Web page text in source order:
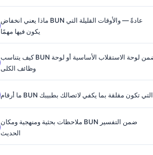
ماذا يعني انخفاض BUN عادةً — والأوقات القليلة التي
يكون فيها مهمًا
كيف يتناسب BUN ضمن لوحة الاستقلاب الأساسية أو لوحة
وظائف الكلى
ما أرقام BUN التي تكون مقلقة بما يكفي لاتصالك بطبيبك
ملاحظات بحثية ومنهجية ومكان BUN ضمن التفسير
الحديث